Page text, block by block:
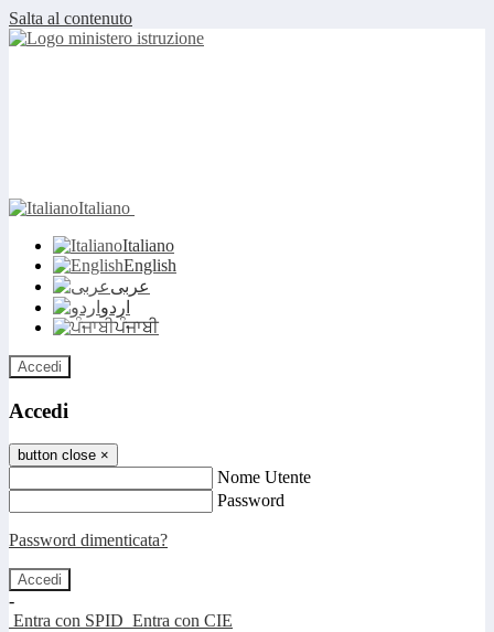
Salta al contenuto
Italiano
Italiano
English
عربى
اردو
ਪੰਜਾਬੀ
Accedi
Accedi
button close ×
Nome Utente
Password
Password dimenticata?
-
Entra con SPID Entra con CIE